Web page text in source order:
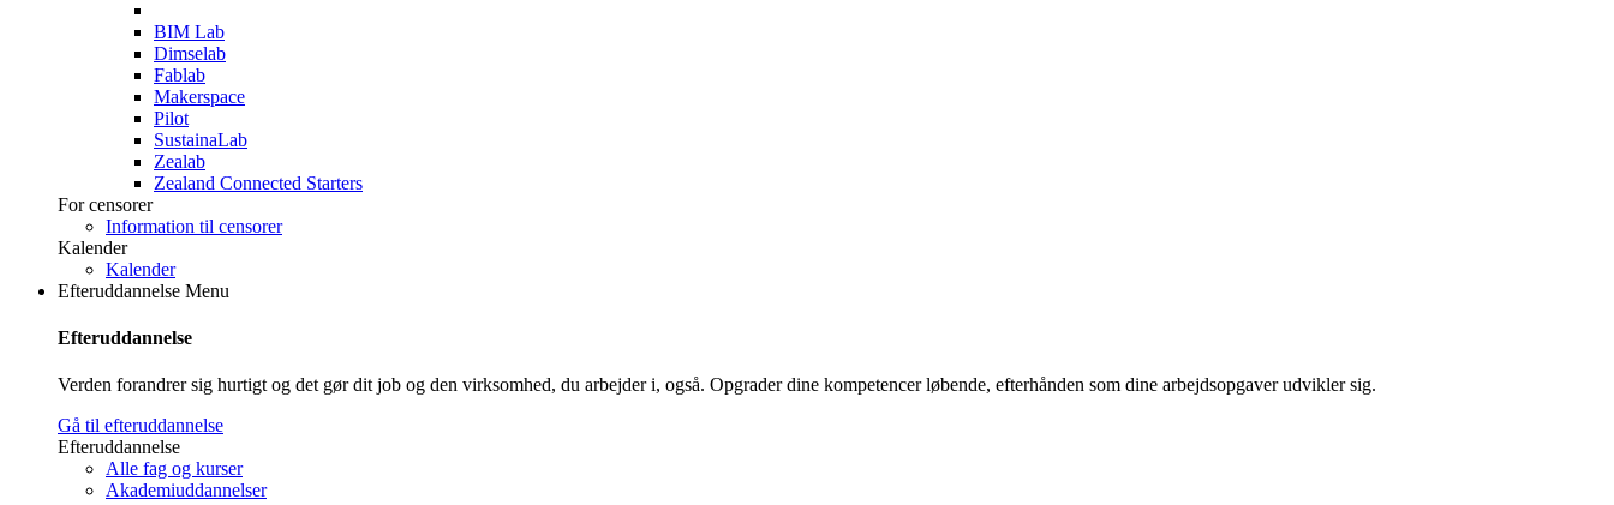
BIM Lab
Dimselab
Fablab
Makerspace
Pilot
SustainaLab
Zealab
Zealand Connected Starters
For censorer
Information til censorer
Kalender
Kalender
Efteruddannelse Menu
Efteruddannelse
Verden forandrer sig hurtigt og det gør dit job og den virksomhed, du arbejder i, også. Opgrader dine kompetencer løbende, efterhånden som dine arbejdsopgaver udvikler sig.
Gå til efteruddannelse
Efteruddannelse
Alle fag og kurser
Akademiuddannelser